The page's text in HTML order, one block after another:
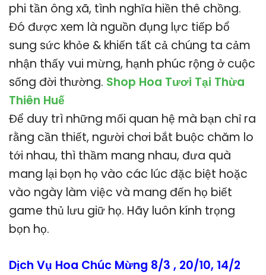
phi tần ông xã, tình nghĩa hiền thê chồng.
Đó được xem là nguồn đụng lực tiếp bổ
sung sức khỏe & khiến tất cả chúng ta cảm
nhận thấy vui mừng, hạnh phúc rộng ở cuộc
sống đời thường. Shop Hoa Tươi Tại Thừa
Thiên Huế
Để duy trì những mối quan hệ mà bạn chỉ ra
rằng cần thiết, người chơi bắt buộc chăm lo
tới nhau, thì thầm mang nhau, đưa quà
mang lại bọn họ vào các lúc đặc biệt hoặc
vào ngày làm việc và mang đến họ biết
game thủ lưu giữ họ. Hãy luôn kính trọng
bọn họ.
Dịch Vụ Hoa Chúc Mừng 8/3 , 20/10, 14/2